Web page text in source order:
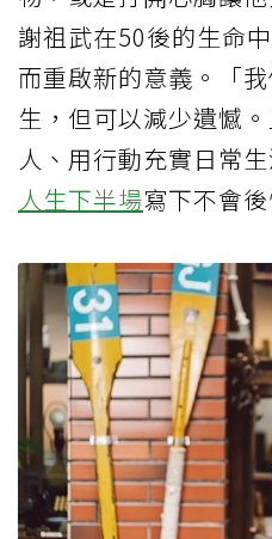
謝祖武在50後的生命
而重啟新的意義。「
生，但可以減少遺憾
人、用行動充實日常
人生下半場寫下不會